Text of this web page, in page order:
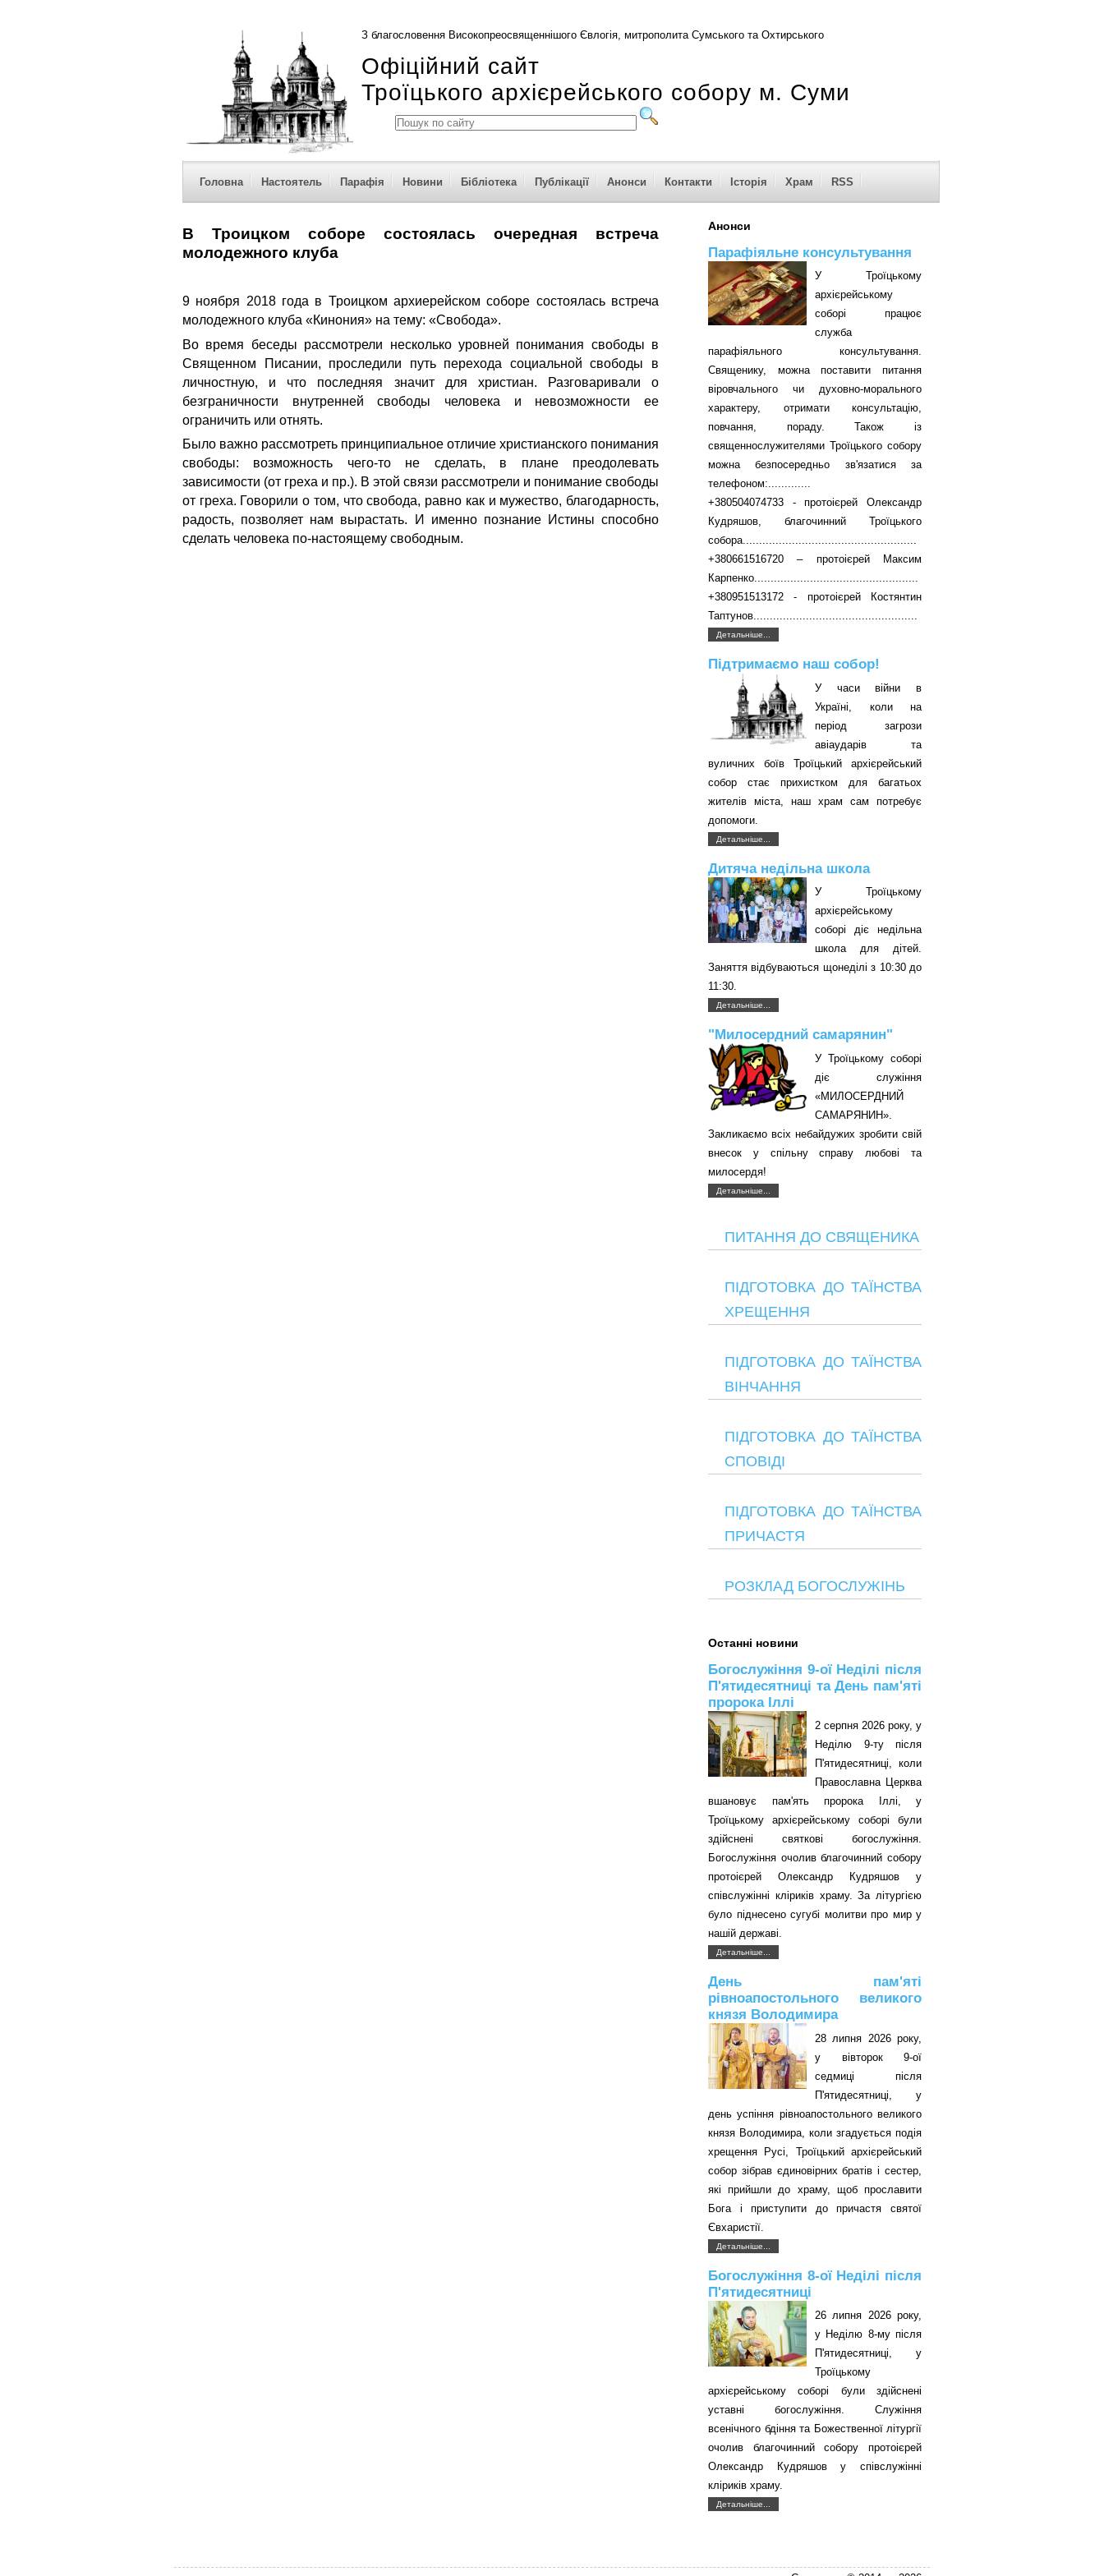
З благословення Високопреосвященнішого Євлогія, митрополита Сумського та Охтирського
Офіційний сайт
Троїцького архієрейського собору м. Суми
Головна Настоятель Парафія Новини Бібліотека Публікації Анонси Контакти Історія Храм RSS
В Троицком соборе состоялась очередная встреча
молодежного клуба
9 ноября 2018 года в Троицком архиерейском соборе состоялась встреча
молодежного клуба «Кинония» на тему: «Свобода».
Во время беседы рассмотрели несколько уровней понимания свободы в
Священном Писании, проследили путь перехода социальной свободы в
личностную, и что последняя значит для христиан. Разговаривали о
безграничности внутренней свободы человека и невозможности ее
ограничить или отнять.
Было важно рассмотреть принципиальное отличие христианского понимания
свободы: возможность чего-то не сделать, в плане преодолевать
зависимости (от греха и пр.). В этой связи рассмотрели и понимание свободы
от греха. Говорили о том, что свобода, равно как и мужество, благодарность,
радость, позволяет нам вырастать. И именно познание Истины способно
сделать человека по-настоящему свободным.
Анонси
Парафіяльне консультування
У Троїцькому
архієрейському
соборі працює
служба
парафіяльного консультування.
Священику, можна поставити питання
віровчального чи духовно-морального
характеру, отримати консультацію,
повчання, пораду. Також із
священнослужителями Троїцького собору
можна безпосередньо зв'язатися за
телефоном:.............
+380504074733 - протоієрей Олександр
Кудряшов, благочинний Троїцького
собора.....................................................
+380661516720 – протоієрей Максим
Карпенко..................................................
+380951513172 - протоієрей Костянтин
Таптунов..................................................
Детальніше...
Підтримаємо наш собор!
У часи війни в
Україні, коли на
період загрози
авіаударів та
вуличних боїв Троїцький архієрейський
собор стає прихистком для багатьох
жителів міста, наш храм сам потребує
допомоги.
Детальніше...
Дитяча недільна школа
У Троїцькому
архієрейському
соборі діє недільна
школа для дітей.
Заняття відбуваються щонеділі з 10:30 до
11:30.
Детальніше...
"Милосердний самарянин"
У Троїцькому соборі
діє служіння
«МИЛОСЕРДНИЙ
САМАРЯНИН».
Закликаємо всіх небайдужих зробити свій
внесок у спільну справу любові та
милосердя!
Детальніше...
ПИТАННЯ ДО СВЯЩЕНИКА
ПІДГОТОВКА ДО ТАЇНСТВА
ХРЕЩЕННЯ
ПІДГОТОВКА ДО ТАЇНСТВА
ВІНЧАННЯ
ПІДГОТОВКА ДО ТАЇНСТВА
СПОВІДІ
ПІДГОТОВКА ДО ТАЇНСТВА
ПРИЧАСТЯ
РОЗКЛАД БОГОСЛУЖІНЬ
Останні новини
Богослужіння 9-ої Неділі після
П'ятидесятниці та День пам'яті
пророка Іллі
2 серпня 2026 року, у
Неділю 9-ту після
П'ятидесятниці, коли
Православна Церква
вшановує пам'ять пророка Іллі, у
Троїцькому архієрейському соборі були
здійснені святкові богослужіння.
Богослужіння очолив благочинний собору
протоієрей Олександр Кудряшов у
співслужінні кліриків храму. За літургією
було піднесено сугубі молитви про мир у
нашій державі.
Детальніше...
День пам'яті
рівноапостольного великого
князя Володимира
28 липня 2026 року,
у вівторок 9-ої
седмиці після
П'ятидесятниці, у
день успіння рівноапостольного великого
князя Володимира, коли згадується подія
хрещення Русі, Троїцький архієрейський
собор зібрав єдиновірних братів і сестер,
які прийшли до храму, щоб прославити
Бога і приступити до причастя святої
Євхаристії.
Детальніше...
Богослужіння 8-ої Неділі після
П'ятидесятниці
26 липня 2026 року,
у Неділю 8-му після
П'ятидесятниці, у
Троїцькому
архієрейському соборі були здійснені
уставні богослужіння. Служіння
всенічного бдіння та Божественної літургії
очолив благочинний собору протоієрей
Олександр Кудряшов у співслужінні
кліриків храму.
Детальніше...